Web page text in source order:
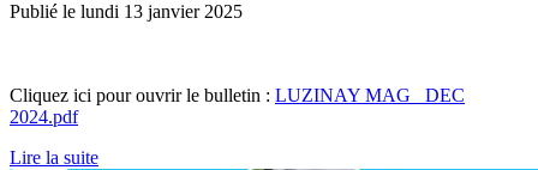
Publié le lundi 13 janvier 2025
Cliquez ici pour ouvrir le bulletin : LUZINAY MAG_ DEC
2024.pdf
Lire la suite